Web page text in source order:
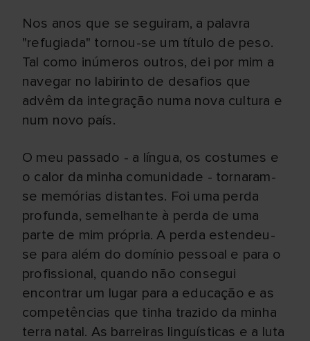
Nos anos que se seguiram, a palavra
"refugiada" tornou-se um título de peso.
Tal como inúmeros outros, dei por mim a
navegar no labirinto de desafios que
advêm da integração numa nova cultura e
num novo país.
O meu passado - a língua, os costumes e
o calor da minha comunidade - tornaram-
se memórias distantes. Foi uma perda
profunda, semelhante à perda de uma
parte de mim própria. A perda estendeu-
se para além do domínio pessoal e para o
profissional, quando não consegui
encontrar um lugar para a educação e as
competências que tinha trazido da minha
terra natal. As barreiras linguísticas e a luta